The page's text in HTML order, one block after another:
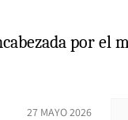
por el
27 MAYO 2026